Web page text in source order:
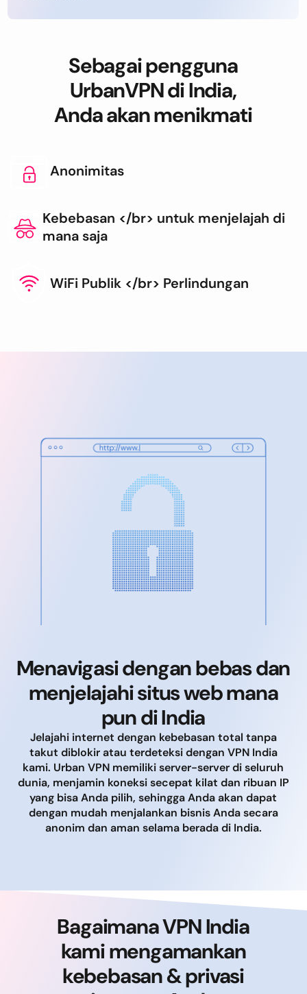
Sebagai pengguna
UrbanVPN di India,
Anda akan menikmati
Anonimitas
Kebebasan </br> untuk menjelajah di
mana saja
WiFi Publik </br> Perlindungan
Menavigasi dengan bebas dan
menjelajahi situs web mana
pun di India
Jelajahi internet dengan kebebasan total tanpa
takut diblokir atau terdeteksi dengan VPN India
kami. Urban VPN memiliki server-server di seluruh
dunia, menjamin koneksi secepat kilat dan ribuan IP
yang bisa Anda pilih, sehingga Anda akan dapat
dengan mudah menjalankan bisnis Anda secara
anonim dan aman selama berada di India.
Bagaimana VPN India
kami mengamankan
kebebasan & privasi